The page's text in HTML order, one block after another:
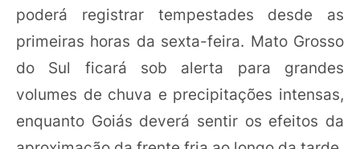
poderá registrar tempestades desde as
primeiras horas da sexta-feira. Mato Grosso
do Sul ficará sob alerta para grandes
volumes de chuva e precipitações intensas,
enquanto Goiás deverá sentir os efeitos da